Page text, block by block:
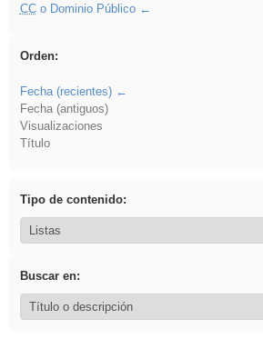
CCo Dominio Público
Orden:
Fecha (recientes)
Fecha (antiguos)
Visualizaciones
Título
Tipo de contenido:
Buscar en: